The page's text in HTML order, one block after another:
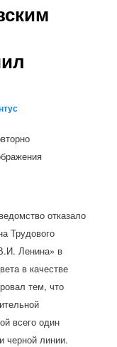
отказало
Трудового
Ленина» в
в качестве
тем, что
всего один
черной линии.